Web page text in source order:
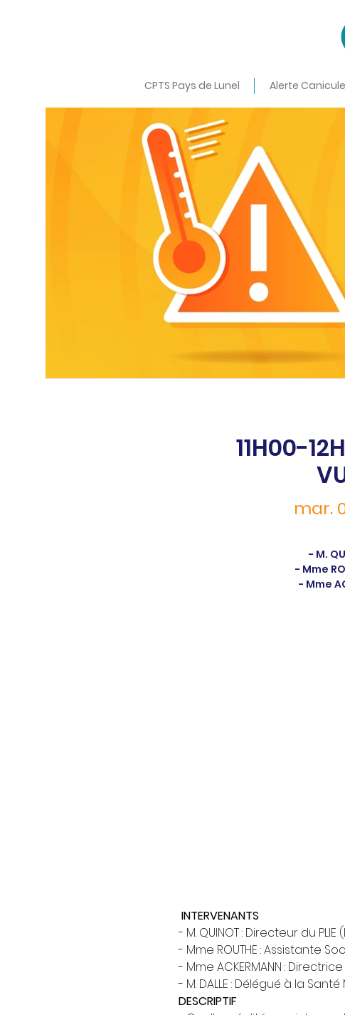
CPTS Pays de Lunel Alerte Canicule
11H00-
mar.
- M.
- Mme
- Mme
INTERVENANTS
- M. QUINOT : Directeur du
- Mme ROUTHE : Assistante
- Mme ACKERMANN :
- M. DALLE : Délégué à la
DESCRIPTIF